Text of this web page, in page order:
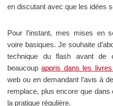
en discutant avec que les idées
Pour l’instant, mes mises en
voire basiques. Je souhaite
technique du flash avant de
beaucoupappris dans les livres
web ou en demandant l’avis à
remplace, plus encore que dans
la pratique régulière.